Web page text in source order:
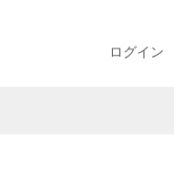
ログイン